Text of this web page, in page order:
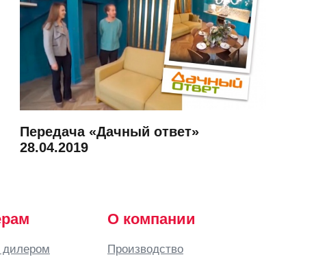
Передача «Дачный ответ»
28.04.2019
дилером
О компании
Производство